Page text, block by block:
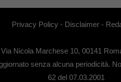
Privacy Policy - Disclaimer -
Nicola Marchese 10, 00141
senza alcuna periodicità.
62 del 07.03.2001